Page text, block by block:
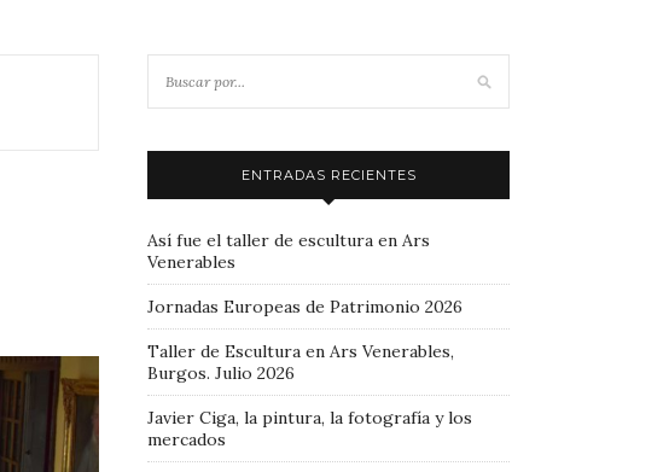
ENTRADAS RECIENTES
Así fue el taller de escultura en Ars
Venerables
Jornadas Europeas de Patrimonio 2026
Taller de Escultura en Ars Venerables,
Burgos. Julio 2026
Javier Ciga, la pintura, la fotografía y los
mercados